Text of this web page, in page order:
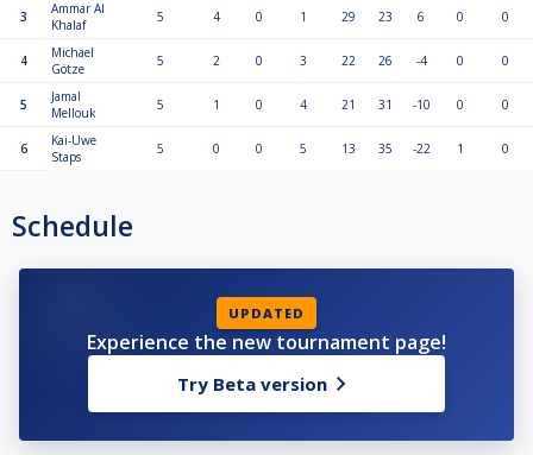
3
Ammar Al
Khalaf
5 4 0 1 29 23 6 0 0
4
Michael
Götze
5 2 0 3 22 26 -4 0 0
5
Jamal
Mellouk
5 1 0 4 21 31 -10 0 0
6
Kai-Uwe
Staps
5 0 0 5 13 35 -22 1 0
Schedule
UPDATED
Experience the new tournament page!
Try Beta version